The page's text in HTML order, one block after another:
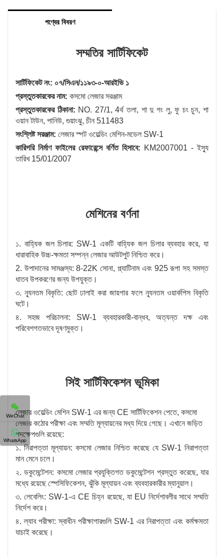
পণ্যের বিবরণ
সম্মতির সার্টিফিকেট
সার্টিফিকেট নং: ০৭/সিএন/১১৯৩-০-আরইভি ১
প্রস্তুতকারকের নাম: কসমো লেজার সরঞ্জাম
প্রস্তুতকারকের ঠিকানা: NO. 27/1, 4র্থ তলা, শা দু গং লু, ফু চং চুন, শা
ওয়ান টাউন, পানিউ, গুয়াংঝু, চীন 511483
সংশ্লিষ্ট সরঞ্জাম: লেজার স্পট ওয়েল্ডিং মেশিন-মডেল SW-1
কারিগরি নির্মাণ ফাইলের রেফারেন্সে বর্ণিত হিসাবে: KM2007001 - ইস্যু
তারিখ 15/01/2007
মেশিনের বর্ণনা
১. বাহ্যিক জল চিলার: SW-1 একটি বাহ্যিক জল চিলার ব্যবহার করে, যা
ধারাবাহিক উচ্চ-ক্ষমতা সম্পন্ন লেজার আউটপুট নিশ্চিত করে।
2. উপাদানের সামঞ্জস্য: 8-22K সোনা, প্ল্যাটিনাম এবং 925 রূপা সহ সমস্ত
ধাতব উপকরণের জন্য উপযুক্ত।
৩. ন্যূনতম বিকৃতি: ছোট ঢালাই করা জায়গার ফলে ন্যূনতম ওয়ার্কপিস বিকৃতি
ঘটে।
৪. সহজ পরিচালনা: SW-1 ব্যবহারকারী-বান্ধব, অত্যন্ত দক্ষ এবং
পরিবেশগতভাবে দূষণমুক্ত।
সিই সার্টিফিকেশন ভূমিকা
লেজার ওয়েল্ডিং মেশিন SW-1 এর জন্য CE সার্টিফিকেশন পেতে, কসমো
লেজার কঠোর পরীক্ষা এবং সম্মতি মূল্যায়নের মধ্য দিয়ে গেছে। এখানে জড়িত
পদক্ষেপগুলি রয়েছে:
১. নিরাপত্তা মূল্যায়ন: কসমো লেজার নিশ্চিত করেছে যে SW-1 নিরাপত্তা
মান মেনে চলে।
২. ডকুমেন্টেশন: কসমো লেজার প্রযুক্তিগত ডকুমেন্টেশন প্রস্তুত করেছে, যার
মধ্যে রয়েছে স্পেসিফিকেশন, ঝুঁকি মূল্যায়ন এবং ব্যবহারকারীর ম্যানুয়াল।
৩. লেবেলিং: SW-1-এ CE চিহ্ন রয়েছে, যা EU নির্দেশাবলীর সাথে সম্মতি
নির্দেশ করে।
৪. ল্যাব পরীক্ষা: স্বাধীন পরীক্ষাগারগুলি SW-1 এর নিরাপত্তা এবং কর্মক্ষমতা
যাচাই করেছে।
WeChat
WhatsApp